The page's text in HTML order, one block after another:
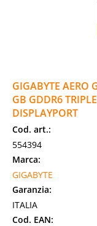
GIGABYTE AERO
GB GDDR6
DISPLAYPORT
Cod. art.:
554394
Marca:
GIGABYTE
Garanzia:
ITALIA
Cod. EAN: